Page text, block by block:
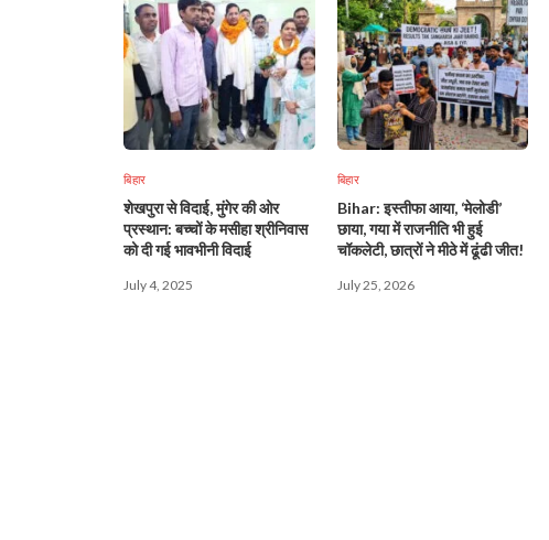
बिहार
शेखपुरा से विदाई, मुंगेर की ओर
प्रस्थान: बच्चों के मसीहा श्रीनिवास
को दी गई भावभीनी विदाई
July 4, 2025
बिहार
Bihar: इस्तीफा आया, ‘मेलोडी’
छाया, गया में राजनीति भी हुई
चॉकलेटी, छात्रों ने मीठे में ढूंढी जीत!
July 25, 2026